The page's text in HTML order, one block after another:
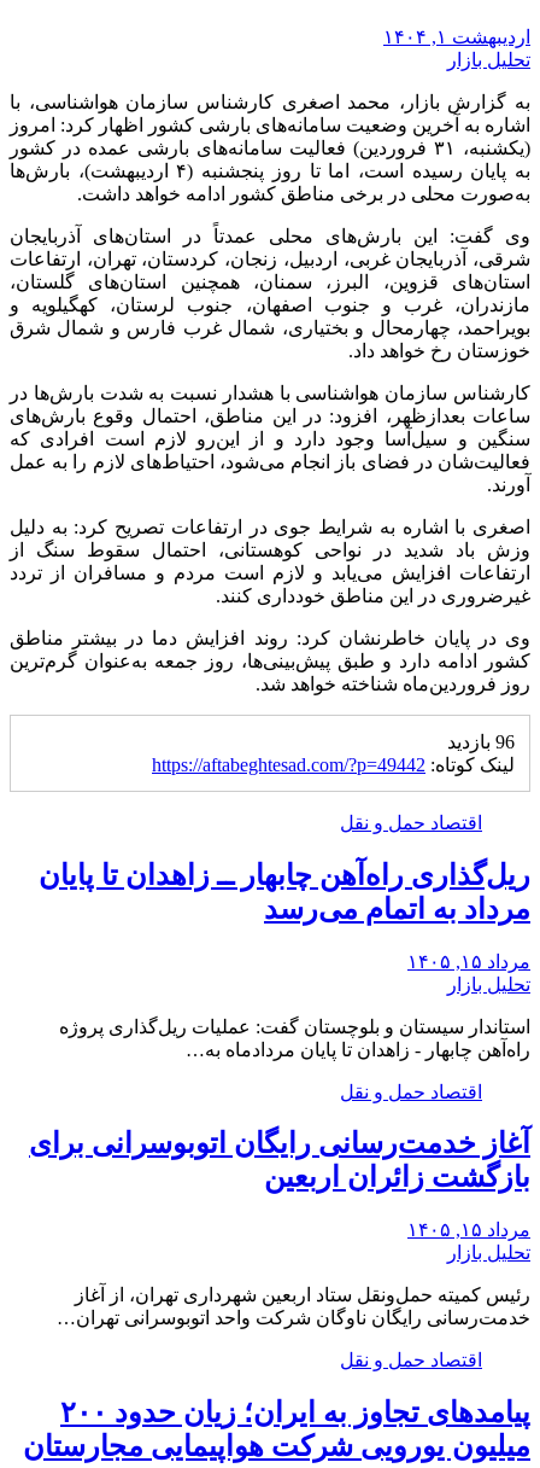
اردیبهشت ۱, ۱۴۰۴
تحلیل بازار
به گزارش بازار، محمد اصغری کارشناس سازمان هواشناسی، با
اشاره به آخرین وضعیت سامانه‌های بارشی کشور اظهار کرد: امروز
(یکشنبه، ۳۱ فروردین‌) فعالیت سامانه‌های بارشی عمده در کشور
به پایان رسیده است، اما تا روز پنجشنبه (۴ اردیبهشت)، بارش‌ها
به‌صورت محلی در برخی مناطق کشور ادامه خواهد داشت.
وی گفت: این بارش‌های محلی عمدتاً در استان‌های آذربایجان
شرقی، آذربایجان غربی، اردبیل، زنجان، کردستان، تهران، ارتفاعات
استان‌های قزوین، البرز، سمنان، همچنین استان‌های گلستان،
مازندران، غرب و جنوب اصفهان، جنوب لرستان، کهگیلویه و
بویراحمد، چهارمحال و بختیاری، شمال غرب فارس و شمال شرق
خوزستان رخ خواهد داد.
کارشناس سازمان هواشناسی با هشدار نسبت به شدت بارش‌ها در
ساعات بعدازظهر، افزود: در این مناطق، احتمال وقوع بارش‌های
سنگین و سیل‌آسا وجود دارد و از این‌رو لازم است افرادی که
فعالیت‌شان در فضای باز انجام می‌شود، احتیاط‌های لازم را به عمل
آورند.
اصغری با اشاره به شرایط جوی در ارتفاعات تصریح کرد: به دلیل
وزش باد شدید در نواحی کوهستانی، احتمال سقوط سنگ از
ارتفاعات افزایش می‌یابد و لازم است مردم و مسافران از تردد
غیرضروری در این مناطق خودداری کنند.
وی در پایان خاطرنشان کرد: روند افزایش دما در بیشتر مناطق
کشور ادامه دارد و طبق پیش‌بینی‌ها، روز جمعه به‌عنوان گرم‌ترین
روز فروردین‌ماه شناخته خواهد شد.
96 بازدید
لینک کوتاه: https://aftabeghtesad.com/?p=49442
اقتصاد حمل و نقل
ریل‌گذاری راه‌آهن چابهار ــ زاهدان تا پایان
مرداد به اتمام می‌رسد
مرداد ۱۵, ۱۴۰۵
تحلیل بازار
استاندار سیستان و بلوچستان گفت: عملیات ریل‌گذاری پروژه
راه‌آهن چابهار - زاهدان تا پایان مردادماه به…
اقتصاد حمل و نقل
آغاز خدمت‌رسانی رایگان اتوبوسرانی برای
بازگشت زائران اربعین
مرداد ۱۵, ۱۴۰۵
تحلیل بازار
رئیس کمیته حمل‌ونقل ستاد اربعین شهرداری تهران، از آغاز
خدمت‌رسانی رایگان ناوگان شرکت واحد اتوبوسرانی تهران…
اقتصاد حمل و نقل
پیامدهای تجاوز به ایران؛ زیان حدود ۲۰۰
میلیون یورویی شرکت هواپیمایی مجارستان